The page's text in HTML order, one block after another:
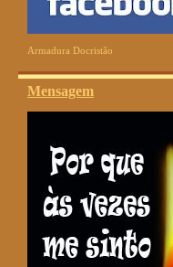
Armadura Docristão
Mensagem